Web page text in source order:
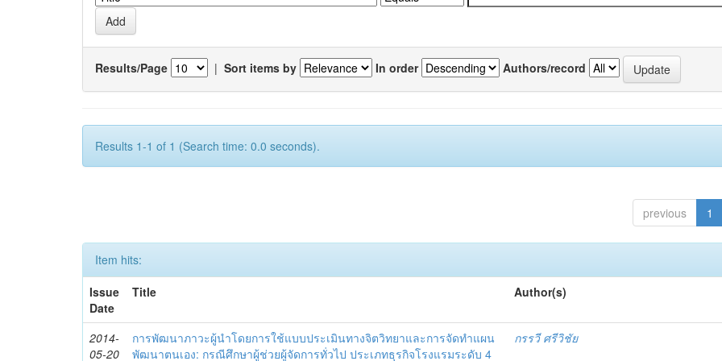
Results/Page | Sort items by In order Authors/record
Results 1-1 of 1 (Search time: 0.0 seconds).
previous 1
Item hits:
Issue
Date
Title Author(s)
2014-
05-20
การพัฒนาภาวะผู้นำโดยการใช้แบบประเมินทางจิตวิทยาและการจัดทำแผน
พัฒนาตนเอง: กรณีศึกษาผู้ช่วยผู้จัดการทั่วไป ประเภทธุรกิจโรงแรมระดับ 4
กรรวี ศรีวิชัย